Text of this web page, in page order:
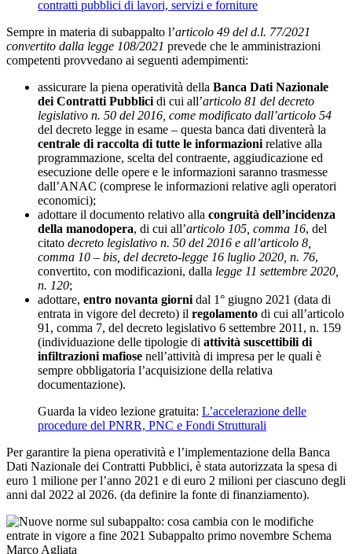
contratti pubblici di lavori, servizi e forniture
Sempre in materia di subappalto l’articolo 49 del d.l. 77/2021
convertito dalla legge 108/2021 prevede che le amministrazioni
competenti provvedano ai seguenti adempimenti:
assicurare la piena operatività della Banca Dati Nazionale
dei Contratti Pubblici di cui all’articolo 81 del decreto
legislativo n. 50 del 2016, come modificato dall’articolo 54
del decreto legge in esame – questa banca dati diventerà la
centrale di raccolta di tutte le informazioni relative alla
programmazione, scelta del contraente, aggiudicazione ed
esecuzione delle opere e le informazioni saranno trasmesse
dall’ANAC (comprese le informazioni relative agli operatori
economici);
adottare il documento relativo alla congruità dell’incidenza
della manodopera, di cui all’articolo 105, comma 16, del
citato decreto legislativo n. 50 del 2016 e all’articolo 8,
comma 10 – bis, del decreto-legge 16 luglio 2020, n. 76,
convertito, con modificazioni, dalla legge 11 settembre 2020,
n. 120;
adottare, entro novanta giorni dal 1° giugno 2021 (data di
entrata in vigore del decreto) il regolamento di cui all’articolo
91, comma 7, del decreto legislativo 6 settembre 2011, n. 159
(individuazione delle tipologie di attività suscettibili di
infiltrazioni mafiose nell’attività di impresa per le quali è
sempre obbligatoria l’acquisizione della relativa
documentazione).
Guarda la video lezione gratuita: L’accelerazione delle
procedure del PNRR, PNC e Fondi Strutturali
Per garantire la piena operatività e l’implementazione della Banca
Dati Nazionale dei Contratti Pubblici, è stata autorizzata la spesa di
euro 1 milione per l’anno 2021 e di euro 2 milioni per ciascuno degli
anni dal 2022 al 2026. (da definire la fonte di finanziamento).